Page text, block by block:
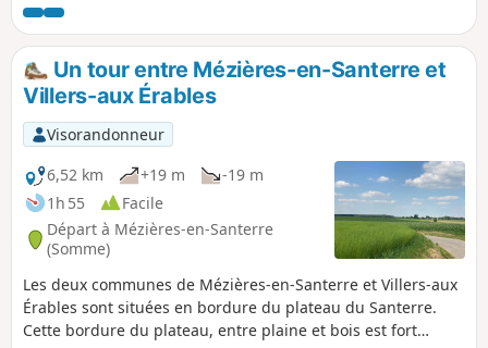
ce village on quitte le GR® pour
remonter sur le plateau du Santerre
jusqu’au joli hameau de Saulchoy-sur-
Davenescourt. La traversée du Bois
Morière permet de rejoindre la D160 au
niveau du monument élevé en
l'honneur du Commandant de Banville.
La pittoresque descente vers
Davenescourt permet d’arriver devant
l’impressionnant château du XVIIIe
avant de terminer la boucle.
Un tour entre Mézières-en-Santerre et
Villers-aux Érables
Visorandonneur
6,52 km
+19 m
-19 m
1h 55
Facile
Départ à Mézières-en-Santerre
(Somme)
Les deux communes de Mézières-en-Santerre et Villers-aux
Érables sont situées en bordure du plateau du Santerre.
Cette bordure du plateau, entre plaine et bois est fort